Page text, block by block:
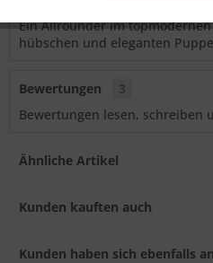
Ein Allrounder im
hübschen und eleganten
Bewertungen
3
Bewertungen lesen, schreiben
Ähnliche Artikel
Kunden kauften auch
Kunden haben sich ebenfalls